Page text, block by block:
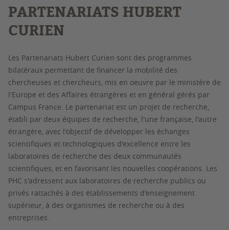
PARTENARIATS HUBERT
CURIEN
Les Partenariats Hubert Curien sont des programmes
bilatéraux permettant de financer la mobilité des
chercheuses et chercheurs, mis en oeuvre par le ministère de
l'Europe et des Affaires étrangères et en général gérés par
Campus France. Le partenariat est un projet de recherche,
établi par deux équipes de recherche, l'une française, l'autre
étrangère, avec l'objectif de développer les échanges
scientifiques et technologiques d'excellence entre les
laboratoires de recherche des deux communautés
scientifiques, et en favorisant les nouvelles coopérations. Les
PHC s'adressent aux laboratoires de recherche publics ou
privés rattachés à des établissements d'enseignement
supérieur, à des organismes de recherche ou à des
entreprises.